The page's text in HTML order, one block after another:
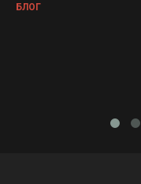
БЛОГ